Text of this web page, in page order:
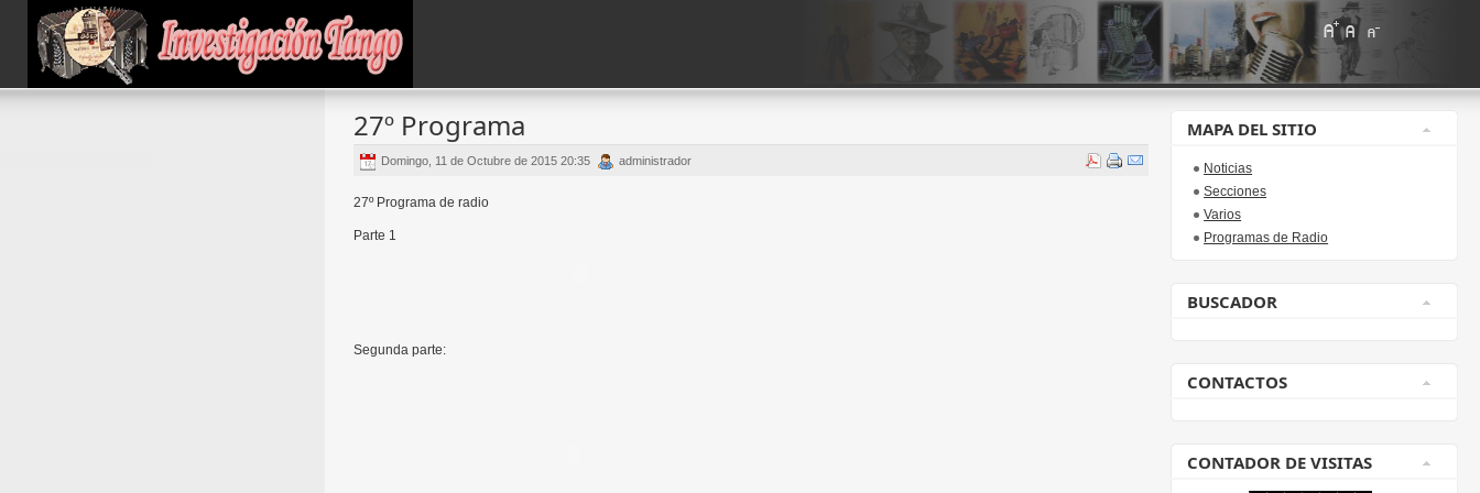
27º Programa
Domingo, 11 de Octubre de 2015 20:35 administrador
27º Programa de radio
Parte 1
Segunda parte:
MAPA DEL SITIO
Noticias
Secciones
Varios
Programas de Radio
BUSCADOR
CONTACTOS
CONTADOR DE VISITAS